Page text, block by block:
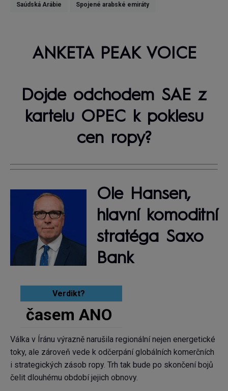
Saúdská Arábie Spojené arabské emiráty
ANKETA PEAK VOICE
Dojde odchodem SAE z
kartelu OPEC k poklesu
cen ropy?
Ole Hansen,
hlavní komoditní
stratéga Saxo
Bank
Verdikt?
časem ANO
Válka v Íránu výrazně narušila regionální nejen energetické
toky, ale zároveň vede k odčerpání globálních komerčních
i strategických zásob ropy. Trh tak bude po skončení bojů
čelit dlouhému období jejich obnovy.